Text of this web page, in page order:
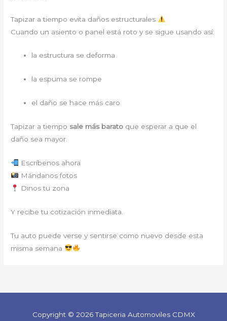
Tapizar a tiempo evita daños estructurales
Cuando un asiento o panel está roto y se sigue usando así:
la estructura se deforma
la espuma se rompe
el daño se hace más caro
Tapizar a tiempo sale más barato que esperar a que el
daño sea mayor.
Escríbenos ahora
Mándanos fotos
Dinos tu zona
Y recibe tu cotización inmediata.
Tu auto puede verse y sentirse como nuevo desde esta
misma semana
Copyright © 2026 Tapiceria Automoviles CDMX